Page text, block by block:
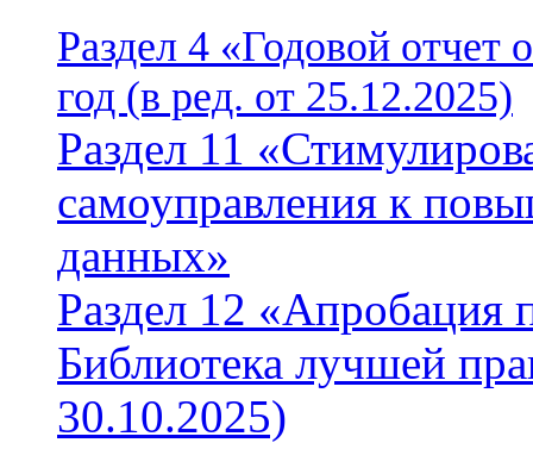
Раздел 4 «Годовой отчет
год (в ред. от 25.12.2025)
Раздел 11
самоуправления к
данных»
Раздел 12 «Апробация
Библиотека лучшей
30.10.2025)